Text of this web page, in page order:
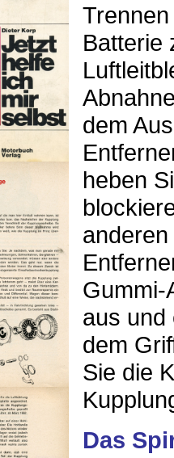
Batterie
dem
heben
Gummi-
aus und
dem
Sie die
Das